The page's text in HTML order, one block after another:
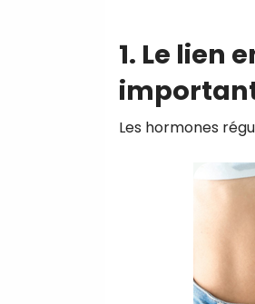
1. Le lien
Les hormones